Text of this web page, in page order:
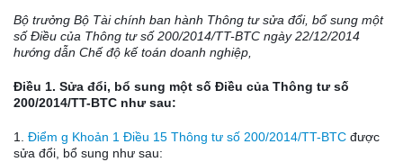
Bộ trưởng Bộ Tài chính ban hành Thông tư sửa đổi, bổsung một
số Điều của Thông tư số200/2014/TT-BTC ngày 22/12/2014
hướng dẫn Chế độ kế toán doanh nghiệp,
Điều 1. Sửa đổi, bổ sung một số Điều của Thông tư số
200/2014/TT-BTC như sau:
1. Điểm g Khoản 1 Điều 15 Thông tư số 200/2014/TT-BTC được
sửa đổi, bổ sung như sau: